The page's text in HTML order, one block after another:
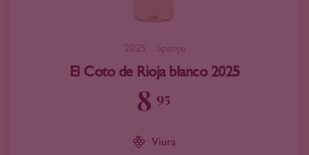
2025 Spanje
El Coto de Rioja blanco 2025
8 95
Viura